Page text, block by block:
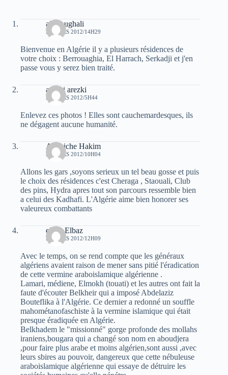
ali Foughali
22 MARS 2012/14H29
Bienvenue en Algérie il y a plusieurs résidences de
votre choix : Berrouaghia, El Harrach, Serkadji et j'en
passe vous y serez bien traité.
arezki arezki
23 MARS 2012/5H44
Enlevez ces photos ! Elles sont cauchemardesques, ils
ne dégagent aucune humanité.
Akchiche Hakim
23 MARS 2012/10H04
Allons les gars ,soyons serieux un tel beau gosse et puis
le choix des résidences c'est Cheraga , Staouali, Club
des pins, Hydra apres tout son parcours ressemble bien
a celui des Kadhafi. L'Algérie aime bien honorer ses
valeureux combattants
elvez Elbaz
23 MARS 2012/12H09
Avec le temps, on se rend compte que les généraux
algériens avaient raison de mener sans pitié l'éradication
de cette vermine araboislamique algérienne .
Lamari, médiene, Elmokh (touati) et les autres ont fait la
faute d'écouter Belkheir qui a imposé Abdelaziz
Bouteflika à l'Algérie. Ce dernier a redonné un souffle
mahométanofaschiste à la vermine islamique qui était
presque éradiquée en Algérie.
Belkhadem le "missionné" gorge profonde des mollahs
iraniens,bougara qui a changé son nom en aboudjera
,pour faire plus arabe et moins algérien,sont aussi ,avec
leurs sbires au pouvoir, dangereux que cette nébuleuse
araboislamique algérienne qui essaye de détruire les